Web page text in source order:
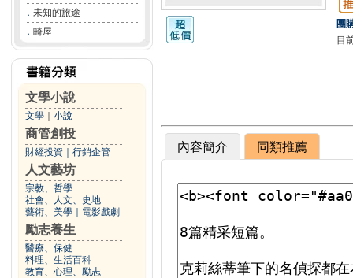
． 未知的旅途
． 畸屋
文學小說
文學 小說
商管創投
財經投資 行銷企管
人文藝坊
宗教、哲學
社會、人文、史地
藝術、美學
電影戲劇
勵志養生
醫療、保健
料理、生活百科
教育、心理、勵志
團
目
內容簡介 同類推薦